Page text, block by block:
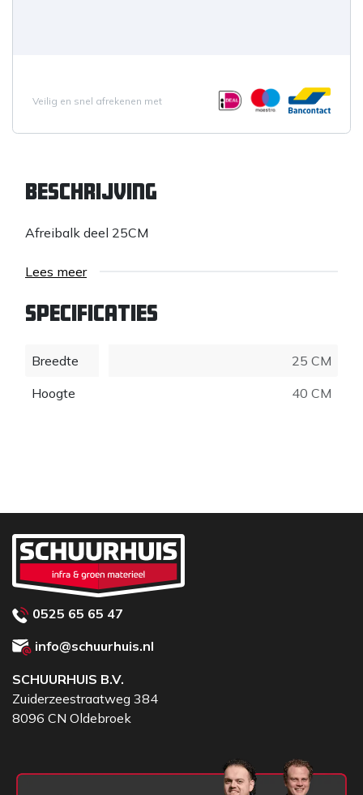
Veilig en snel afrekenen met
Beschrijving
Afreibalk deel 25CM
Lees meer
Specificaties
Breedte
25 CM
Hoogte
40 CM
0525 65 65 47
info@schuurhuis.nl
SCHUURHUIS B.V.
Zuiderzeestraatweg 384
8096 CN Oldebroek